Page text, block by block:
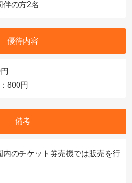
伴の方2名
優待内容
800円
備考
内のチケット券売機では販売を行